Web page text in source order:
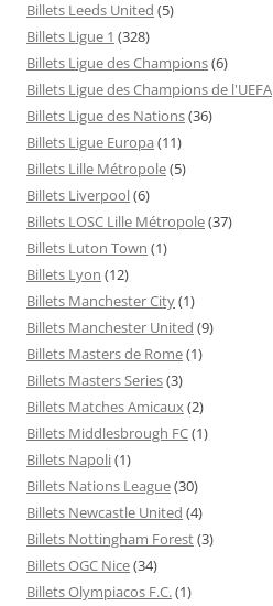
Billets Leeds United (5)
Billets Ligue 1 (328)
Billets Ligue des Champions(6)
Billets Ligue des Champions de l'UEFA
Billets Ligue des Nations(36)
Billets Ligue Europa (11)
Billets Lille Métropole(5)
Billets Liverpool(6)
Billets LOSC Lille Métropole(37)
Billets Luton Town (1)
Billets Lyon (12)
Billets Manchester City(1)
Billets Manchester United (9)
Billets Masters de Rome(1)
Billets Masters Series(3)
Billets Matches Amicaux(2)
Billets Middlesbrough FC(1)
Billets Napoli(1)
Billets Nations League(30)
Billets Newcastle United (4)
Billets Nottingham Forest(3)
Billets OGC Nice(34)
Billets Olympiacos F.C.(1)